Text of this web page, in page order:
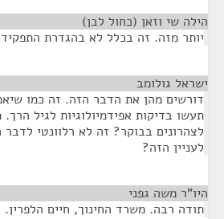
הילה שי וזאן (כחול לבן)
יותר מזה. זה בכלל לא בהגדרת
ישראל גולומב
דורשים מהן את הדבר הזה. זה כמו
תעשו בדיקות אפידמיולוגיות לגיל
לצהרונים בבוקר? זה לא רלוונטי
לעניין הזה?
היו"ר משה גפני
תודה רבה. משרד החינוך, חיים הלפרין.